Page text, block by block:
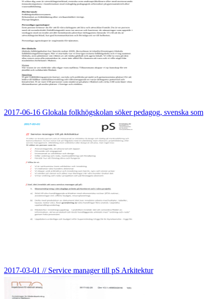
2017-06-16 Glokala folkhögskolan söker pedagog, svenska som
2017-03-01 // Service manager till pS Arkitektur